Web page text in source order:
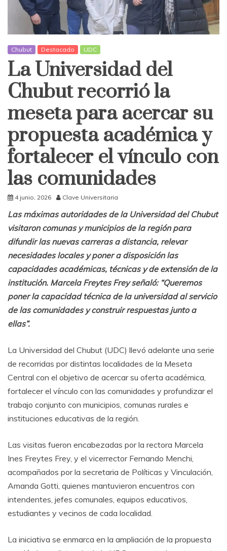
Chubut Destacado UDC
La Universidad del
Chubut recorrió la
meseta para acercar su
propuesta académica y
fortalecer el vínculo con
las comunidades
4 junio, 2026 Clave Universitaria
Las máximas autoridades de la Universidad del Chubut
visitaron comunas y municipios de la región para
difundir las nuevas carreras a distancia, relevar
necesidades locales y poner a disposición las
capacidades académicas, técnicas y de extensión de la
institución. Marcela Freytes Frey señaló: “Queremos
poner la capacidad técnica de la universidad al servicio
de las comunidades y construir respuestas junto a
ellas”.
La Universidad del Chubut (UDC) llevó adelante una serie
de recorridas por distintas localidades de la Meseta
Central con el objetivo de acercar su oferta académica,
fortalecer el vínculo con las comunidades y profundizar el
trabajo conjunto con municipios, comunas rurales e
instituciones educativas de la región.
Las visitas fueron encabezadas por la rectora Marcela
Ines Freytes Frey, y el vicerrector Fernando Menchi,
acompañados por la secretaria de Políticas y Vinculación,
Amanda Gotti, quienes mantuvieron encuentros con
intendentes, jefes comunales, equipos educativos,
estudiantes y vecinos de cada localidad.
La iniciativa se enmarca en la ampliación de la propuesta